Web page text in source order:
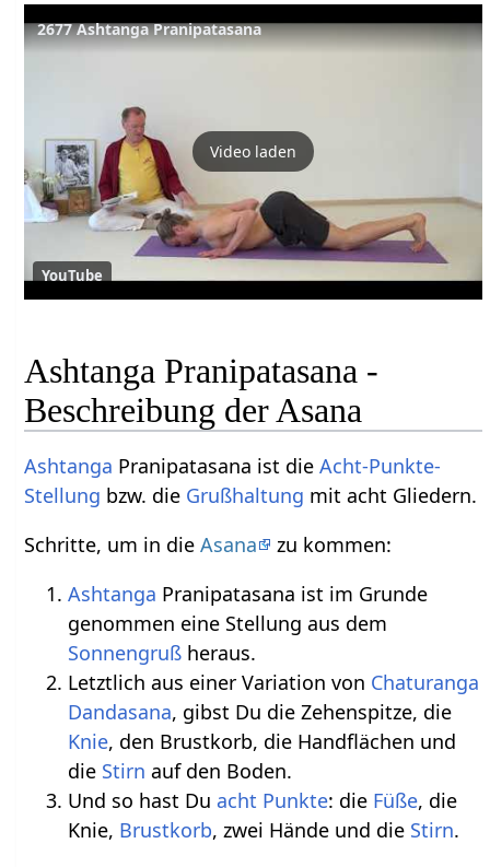
2677 Ashtanga Pranipatasana
Video laden
YouTube
Ashtanga Pranipatasana -
Beschreibung der Asana
Ashtanga Pranipatasana ist dieAcht-Punkte-
Stellung bzw. die Grußhaltung mit acht Gliedern.
Schritte, um in dieAsana
zu kommen:
Ashtanga Pranipatasana ist im Grunde
genommen eine Stellung aus dem
Sonnengruß heraus.
Letztlich aus einer Variation von Chaturanga
Dandasana, gibst Du die Zehenspitze, die
Knie, den Brustkorb, die Handflächen und
die Stirn auf den Boden.
Und so hast Du acht Punkte: die Füße, die
Knie, Brustkorb, zwei Hände und die Stirn.